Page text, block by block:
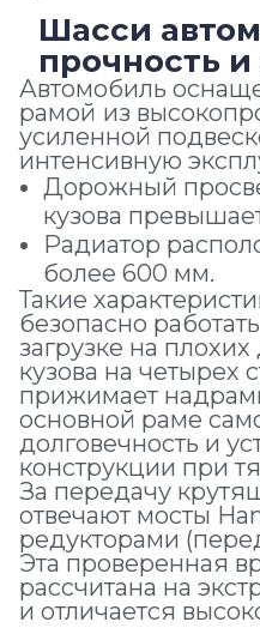
Шасси
прочность
Автомобиль
рамой из
усиленной
интенсивную
Дорожный
кузова
Радиатор
более 600 мм.
Такие
безопасно
загрузке на
кузова на четырех
прижимает
основной раме
долговечность и
конструкции при
За передачу
отвечают мосты
редукторами
Эта проверенная
рассчитана на
и отличается